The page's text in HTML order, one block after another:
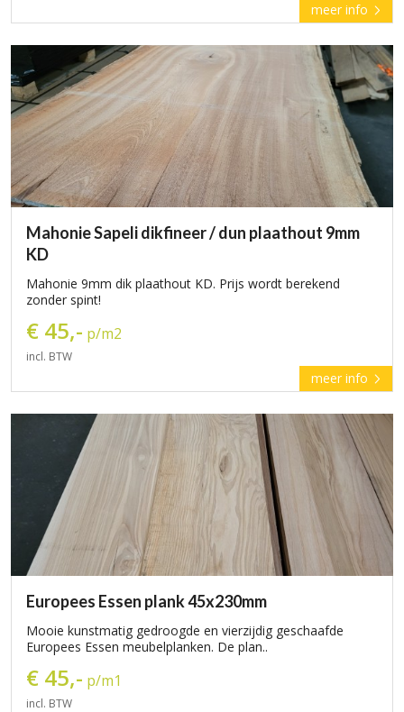
meer info
Mahonie Sapeli dikfineer / dun plaathout 9mm
KD
Mahonie 9mm dik plaathout KD. Prijs wordt berekend
zonder spint!
€ 45,- p/m2
incl. BTW
meer info
Europees Essen plank 45x230mm
Mooie kunstmatig gedroogde en vierzijdig geschaafde
Europees Essen meubelplanken. De plan..
€ 45,- p/m1
incl. BTW